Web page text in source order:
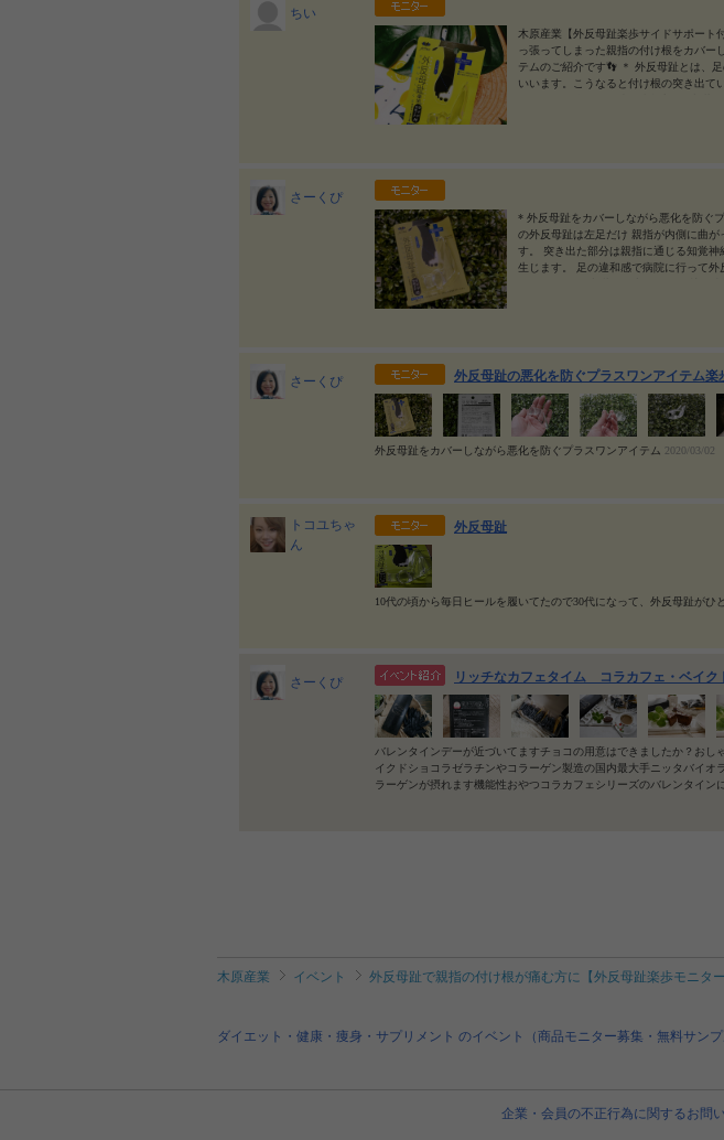
ちい
木原産業【外反母趾楽歩サイドサポート
っ張ってしまった親指の付け根をカバー
テムのご紹介です👣 ＊ 外反母趾とは、
いいます。こうなると付け根の突き出て
着してみると、プルプルで柔らかく伸び
するのかなあと思ったけど、しっかりフ
る日は家に帰るまで痛みもなく良かった
母趾楽歩でお出かけを楽しみたいな👟 #
足と靴の救急箱 #外反母趾 #外反母趾サ
03/03
さーくぴ
* 外反母趾をカバーしながら悪化を防ぐ
の外反母趾は左足だけ 親指が内側に曲
す。 突き出た部分は親指に通じる知覚
生じます。 足の違和感で病院に行って
マー 洗えるので繰り返し衛生的に使え
びっくり！ 親指と第２指の付け根にフ
バーしながら、指間にクッションを挟む
えると拇指球が踏みやすくなり快適に過
使い重心をコントロールする力は老いて
#外反母趾楽歩 #足と靴の救急箱 #外反母
趾予防 #外反母趾改善 #外反母趾テーピ
指 #木原産業 #足元倶楽部 #内反小趾
さーくぴ 外反母趾の悪化を防ぐプラスワンアイテム楽
外反母趾をカバーしながら悪化を防ぐプラスワンアイテム 2020/03/02
トコユちゃ
ん
外反母趾
10代の頃から毎日ヒールを履いてたので30代になって、外反母趾がひ
さーくぴ リッチなカフェタイム コラカフェ・ベイク
バレンタインデーが近づいてますチョコの用意はできましたか？お
イクドショコラゼラチンやコラーゲン製造の国内最大手ニッタバイオ
ラーゲンが摂れます機能性おやつコラカフェシリーズのバレンタイン
木原産業 イベント 外反母趾で親指の付け根が痛む方に【外反母趾楽歩モニター
ダイエット・健康・痩身・サプリメント のイベント（商品モニター募集・無料サン
企業・会員の不正行為に関するお問